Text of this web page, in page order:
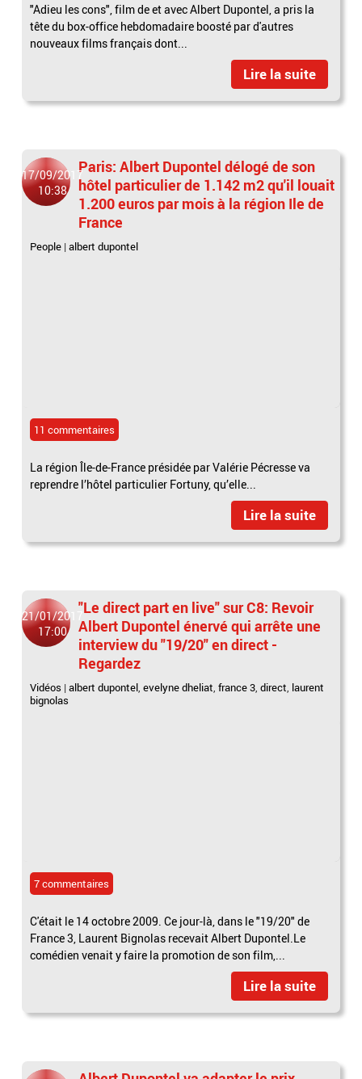
"Adieu les cons", film de et avec Albert Dupontel, a pris la
tête du box-office hebdomadaire boosté par d'autres
nouveaux films français dont...
Lire la suite
17/09/2017
10:38
Paris: Albert Dupontel délogé de son
hôtel particulier de 1.142 m2 qu'il louait
1.200 euros par mois à la région Ile de
France
People |albert dupontel
11 commentaires
La région Île-de-France présidée par Valérie Pécresse va
reprendre l’hôtel particulier Fortuny, qu’elle...
Lire la suite
21/01/2017
17:00
"Le direct part en live" sur C8: Revoir
Albert Dupontel énervé qui arrête une
interview du "19/20" en direct -
Regardez
Vidéos |albert dupontel,evelyne dheliat,france 3,direct, laurent
bignolas
7 commentaires
C'était le 14 octobre 2009. Ce jour-là, dans le "19/20" de
France 3, Laurent Bignolas recevait Albert Dupontel.Le
comédien venait y faire la promotion de son film,...
Lire la suite